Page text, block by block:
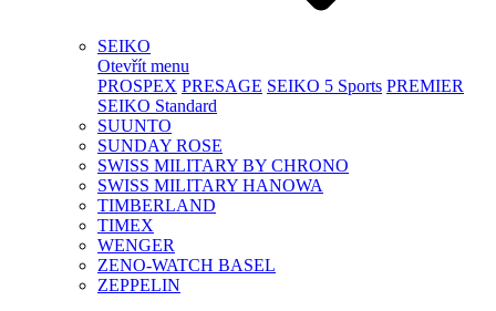
SEIKO
Otevřít menu
PROSPEX PRESAGE SEIKO 5 Sports PREMIER
SEIKO Standard
SUUNTO
SUNDAY ROSE
SWISS MILITARY BY CHRONO
SWISS MILITARY HANOWA
TIMBERLAND
TIMEX
WENGER
ZENO-WATCH BASEL
ZEPPELIN